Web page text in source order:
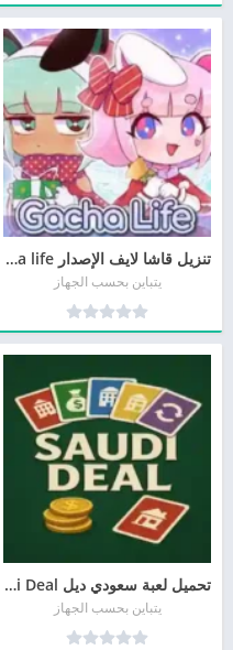
تنزيل قاشا لايف الإصدار gacha life مجانا
يتباين بحسب الجهاز
تحميل لعبة سعودي ديل Saudi Deal آخر إصدار مجانًا
يتباين بحسب الجهاز